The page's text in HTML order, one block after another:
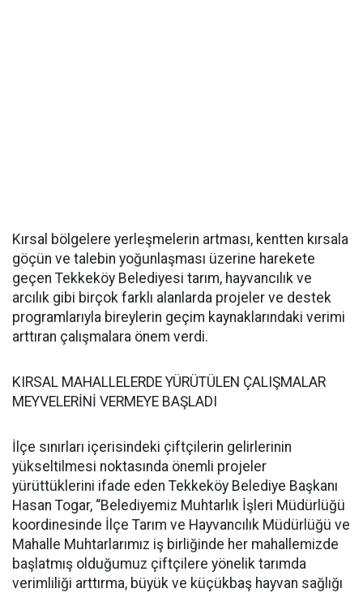
Kırsal bölgelere yerleşmelerin artması, kentten kırsala
göçün ve talebin yoğunlaşması üzerine harekete
geçen Tekkeköy Belediyesi tarım, hayvancılık ve
arcılık gibi birçok farklı alanlarda projeler ve destek
programlarıyla bireylerin geçim kaynaklarındaki verimi
arttıran çalışmalara önem verdi.
KIRSAL MAHALLELERDE YÜRÜTÜLEN ÇALIŞMALAR
MEYVELERİNİ VERMEYE BAŞLADI
İlçe sınırları içerisindeki çiftçilerin gelirlerinin
yükseltilmesi noktasında önemli projeler
yürüttüklerini ifade eden Tekkeköy Belediye Başkanı
Hasan Togar, “Belediyemiz Muhtarlık İşleri Müdürlüğü
koordinesinde İlçe Tarım ve Hayvancılık Müdürlüğü ve
Mahalle Muhtarlarımız iş birliğinde her mahallemizde
başlatmış olduğumuz çiftçilere yönelik tarımda
verimliliği arttırma, büyük ve küçükbaş hayvan sağlığı